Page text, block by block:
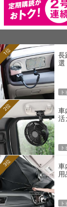
長
選
1位
ト
車
活
2位
ト
車
用
3位
ト